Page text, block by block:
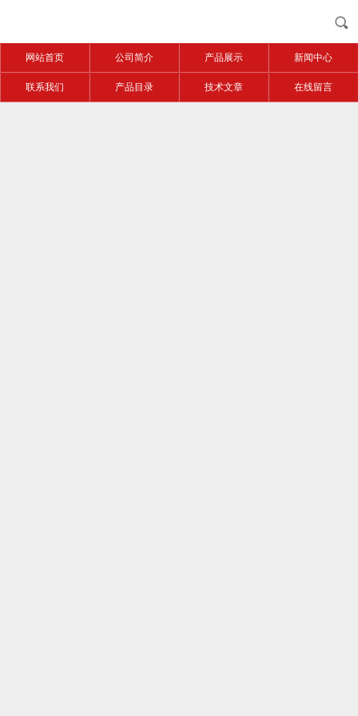
网站首页 公司简介 产品展示 新闻中心
联系我们 产品目录 技术文章 在线留言